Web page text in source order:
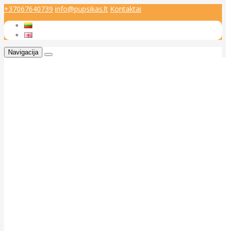
+37067640739 info@pupsikas.lt Kontaktai
Navigacija